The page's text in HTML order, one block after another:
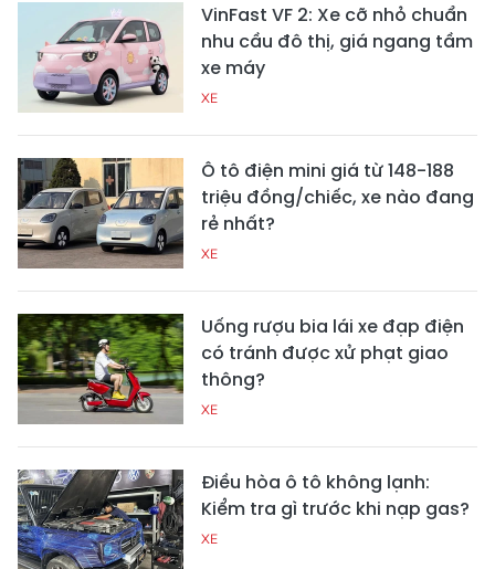
VinFast VF 2: Xe cỡ nhỏ chuẩn
nhu cầu đô thị, giá ngang tầm
xe máy
XE
Ô tô điện mini giá từ 148-188
triệu đồng/chiếc, xe nào đang
rẻ nhất?
XE
Uống rượu bia lái xe đạp điện
có tránh được xử phạt giao
thông?
XE
Điều hòa ô tô không lạnh:
Kiểm tra gì trước khi nạp gas?
XE